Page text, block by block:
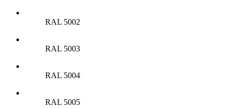
RAL 5002
RAL 5003
RAL 5004
RAL 5005